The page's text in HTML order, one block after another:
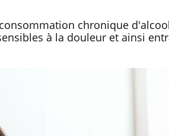
chronique
à la douleur et ainsi